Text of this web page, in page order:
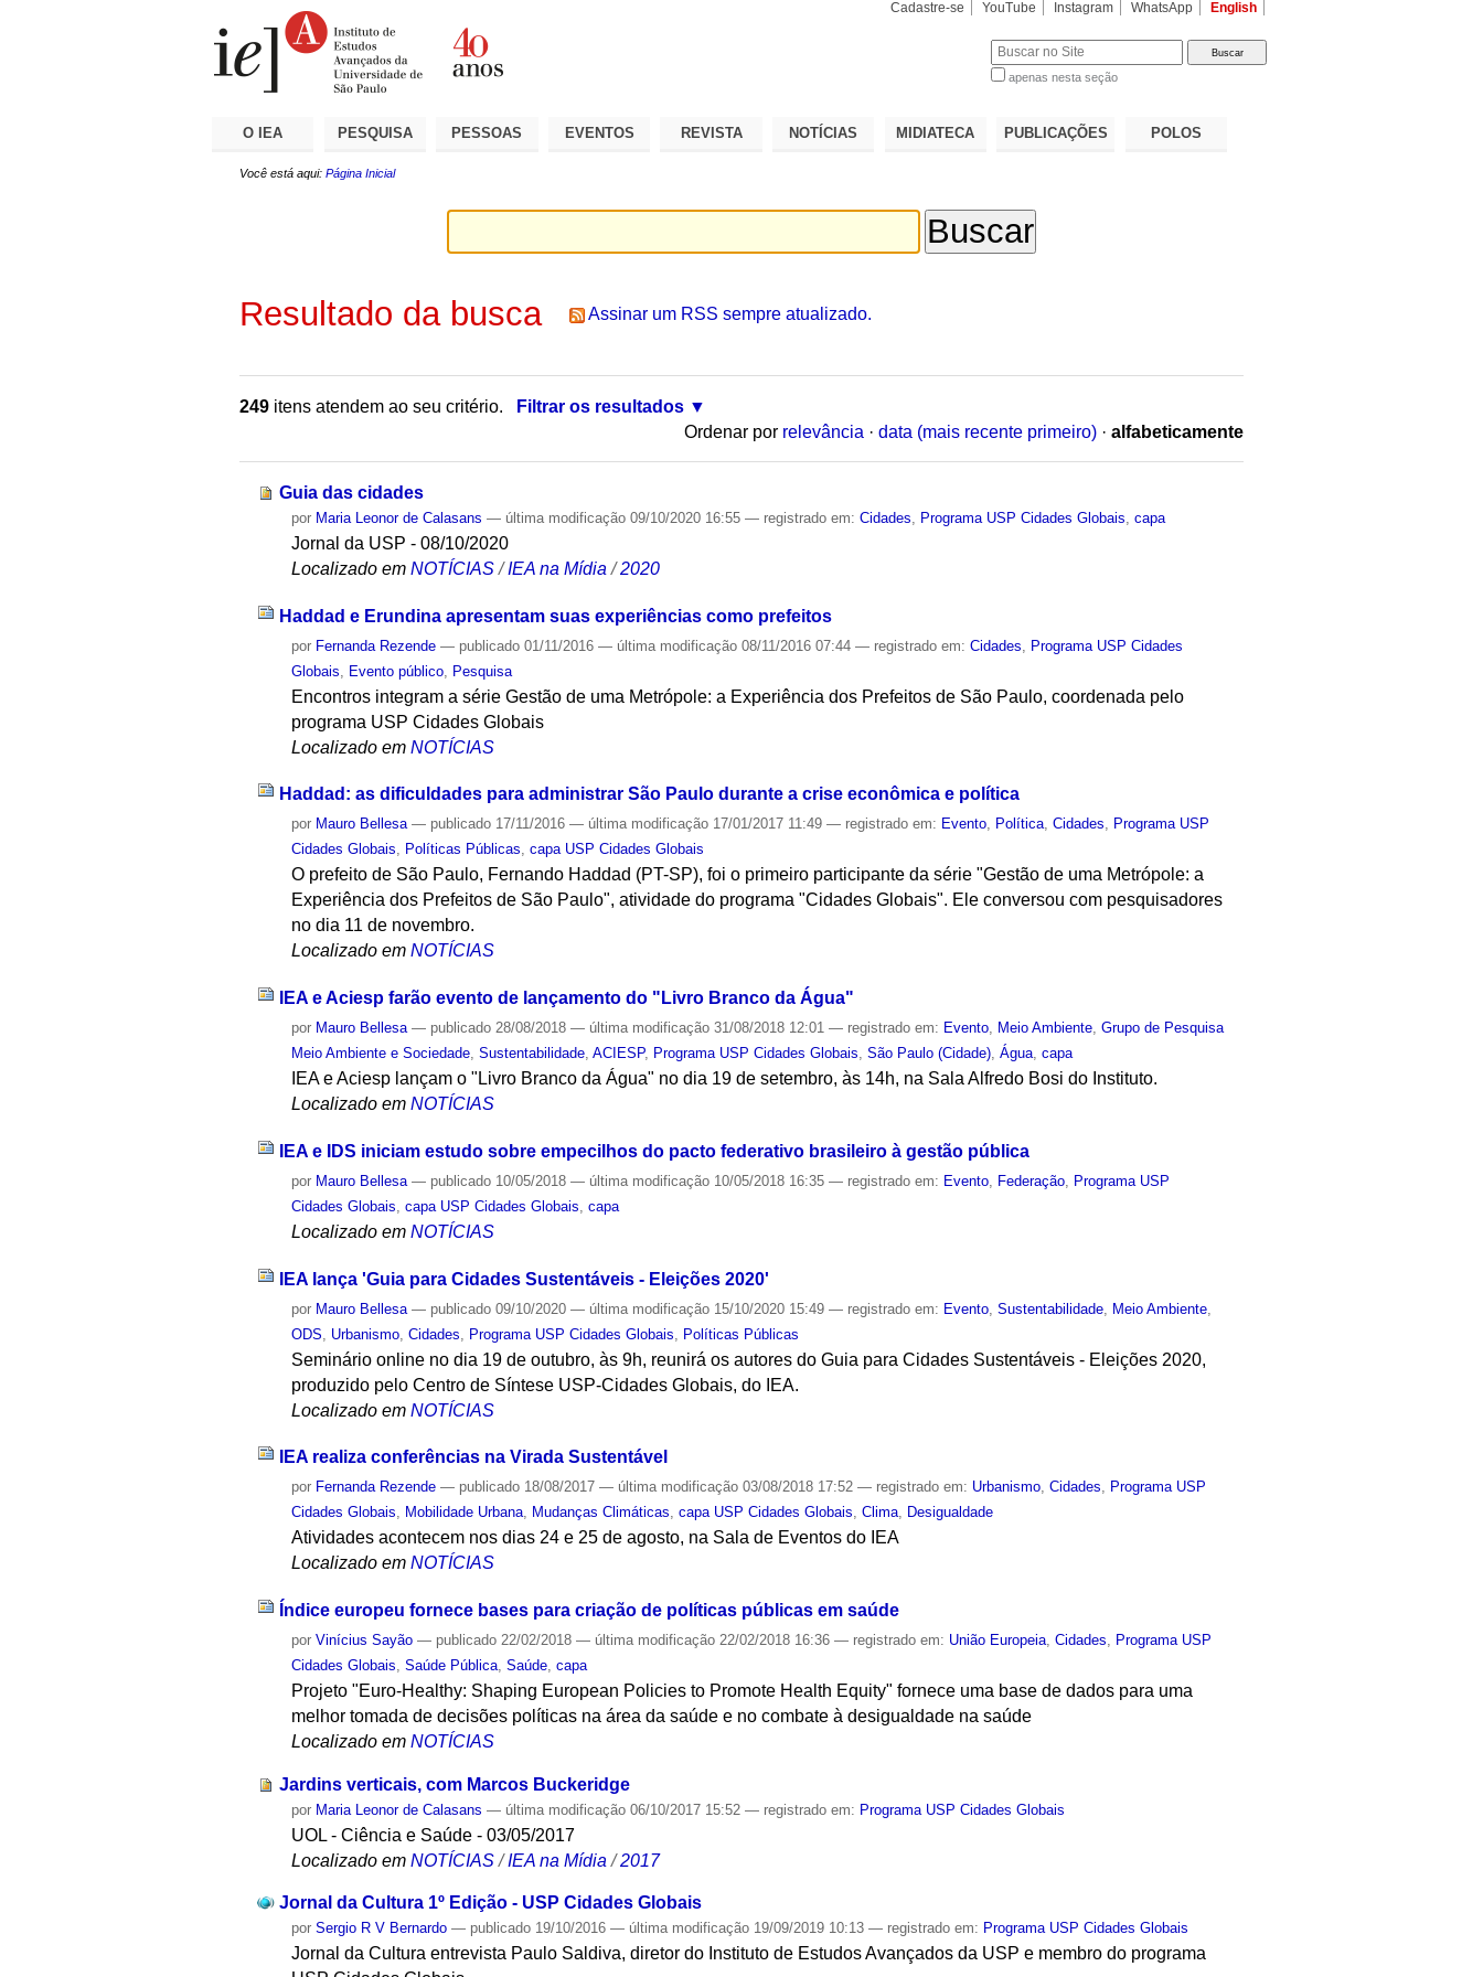
Cadastre-se YouTube Instagram WhatsApp English
apenas nesta seção
O IEA PESQUISA PESSOAS EVENTOS REVISTA NOTÍCIAS MIDIATECA PUBLICAÇÕES POLOS
Você está aqui: Página Inicial
Resultado da busca Assinar um RSS sempre atualizado.
249 itens atendem ao seu critério.
Filtrar os resultados
Ordenar por relevância · data (mais recente primeiro) · alfabeticamente
Guia das cidades
por Maria Leonor de Calasans — última modificação 09/10/2020 16:55— registrado em:Cidades Programa USP Cidades Globais ,capa
Jornal da USP - 08/10/2020
Localizado em NOTÍCIAS /IEA na Mídia /2020
Haddad e Erundina apresentam suas experiências como prefeitos
por Fernanda Rezende — publicado 01/11/2016— última modificação 08/11/2016 07:44— registrado em:Cidades
Programa USP Cidades
Globais
Evento público Pesquisa
Encontros integram a série Gestão de uma Metrópole: a Experiência dos Prefeitos de São Paulo, coordenada pelo
programa USP Cidades Globais
Localizado em NOTÍCIAS
Haddad: as dificuldades para administrar São Paulo durante a crise econômica e política
por Mauro Bellesa — publicado 17/11/2016— última modificação 17/01/2017 11:49— registrado em: Evento, Política,Cidades, Programa USP
Cidades Globais, Políticas Públicas,capa USP Cidades Globais
O prefeito de São Paulo, Fernando Haddad (PT-SP), foi o primeiro participante da série "Gestão de uma Metrópole: a
Experiência dos Prefeitos de São Paulo", atividade do programa "Cidades Globais". Ele conversou com pesquisadores
no dia 11 de novembro.
Localizado em NOTÍCIAS
IEA e Aciesp farão evento de lançamento do "Livro Branco da Água"
por Mauro Bellesa — publicado 28/08/2018— última modificação 31/08/2018 12:01— registrado em: Evento, Meio Ambiente,Grupo de Pesquisa
Meio Ambiente e Sociedade,Sustentabilidade,ACIESP, Programa USP Cidades Globais,São Paulo (Cidade),Água,capa
IEA e Aciesp lançam o "Livro Branco da Água" no dia 19 de setembro, às 14h, na Sala Alfredo Bosi do Instituto.
Localizado em NOTÍCIAS
IEA e IDS iniciam estudo sobre empecilhos do pacto federativo brasileiro à gestão pública
por Mauro Bellesa — publicado 10/05/2018— última modificação 10/05/2018 16:35— registrado em: Evento Federação
Programa USP
Cidades Globais ,capa USP Cidades Globais ,capa
Localizado em NOTÍCIAS
IEA lança 'Guia para Cidades Sustentáveis - Eleições 2020'
por Mauro Bellesa — publicado 09/10/2020— última modificação 15/10/2020 15:49— registrado em: Evento ,Sustentabilidade Meio Ambiente
ODS
Urbanismo ,Cidades Programa USP Cidades Globais Políticas Públicas
Seminário online no dia 19 de outubro, às 9h, reunirá os autores do Guia para Cidades Sustentáveis - Eleições 2020,
produzido pelo Centro de Síntese USP-Cidades Globais, do IEA.
Localizado em NOTÍCIAS
IEA realiza conferências na Virada Sustentável
por Fernanda Rezende — publicado 18/08/2017— última modificação 03/08/2018 17:52— registrado em: Urbanismo,Cidades, Programa USP
Cidades Globais, Mobilidade Urbana, Mudanças Climáticas,capa USP Cidades Globais,Clima, Desigualdade
Atividades acontecem nos dias 24 e 25 de agosto, na Sala de Eventos do IEA
Localizado em NOTÍCIAS
Índice europeu fornece bases para criação de políticas públicas em saúde
porVinícius Sayão — publicado 22/02/2018— última modificação 22/02/2018 16:36— registrado em: União Europeia ,Cidades
Programa USP
Cidades Globais ,Saúde Pública ,Saúde ,capa
Projeto "Euro-Healthy: Shaping European Policies to Promote Health Equity" fornece uma base de dados para uma
melhor tomada de decisões políticas na área da saúde e no combate à desigualdade na saúde
Localizado em NOTÍCIAS
Jardins verticais, com Marcos Buckeridge
por Maria Leonor de Calasans — última modificação 06/10/2017 15:52— registrado em: Programa USP Cidades Globais
UOL - Ciência e Saúde - 03/05/2017
Localizado em NOTÍCIAS /IEA na Mídia /2017
Jornal da Cultura 1º Edição - USP Cidades Globais
porSergio R V Bernardo — publicado 19/10/2016— última modificação 19/09/2019 10:13— registrado em: Programa USP Cidades Globais
Jornal da Cultura entrevista Paulo Saldiva, diretor do Instituto de Estudos Avançados da USP e membro do programa